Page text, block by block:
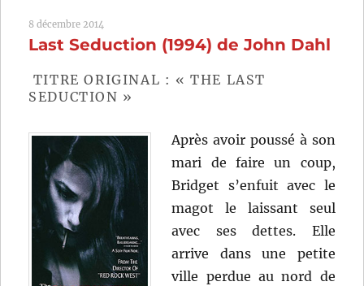
8 décembre 2014
Last Seduction (1994) de John Dahl
TITRE ORIGINAL : « THE LAST
SEDUCTION »
Après avoir poussé à son
mari de faire un coup,
Bridget s’enfuit avec le
magot le laissant seul
avec ses dettes. Elle
arrive dans une petite
ville perdue au nord de